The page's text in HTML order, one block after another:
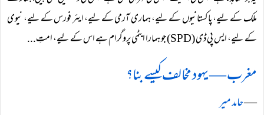
ملک کے لیے، پاکستانیوں کے لیے، ہماری آرمی کے لیے، ایئر فورس کے لیے، نیوی
کے لیے، ایس پی ڈی (SPD) جو ہمارا ایٹمی پروگرام ہے اس کے لیے، امتِ...
مغرب — یہود مخالف کیسے بنا؟
―حامد میر